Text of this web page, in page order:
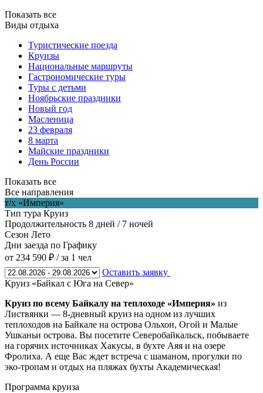
Показать все
Виды отдыха
Туристические поезда
Круизы
Национальные маршруты
Гастрономические туры
Туры с детьми
Ноябрьские праздники
Новый год
Масленица
23 февраля
8 марта
Майские праздники
День России
Показать все
Все направления
т/х «Империя»
Тип тура Круиз
Продолжительность 8 дней / 7 ночей
Сезон Лето
Дни заезда по Графику
от 234 590 ₽ / за 1 чел
Оставить заявку
Круиз «Байкал с Юга на Север»
Круиз по всему Байкалу на теплоходе «Империя» из
Листвянки — 8-дневный круиз на одном из лучших
теплоходов на Байкале на острова Ольхон, Огой и Малые
Ушканьи острова. Вы посетите Северобайкальск, побываете
на горячих источниках Хакусы, в бухте Аяя и на озере
Фролиха. А еще Вас ждет встреча с шаманом, прогулки по
эко-тропам и отдых на пляжах бухты Академическая!
Программа круиза